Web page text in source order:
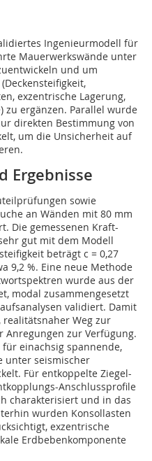
Ingenieurmodell für
Mauerwerkswände unter
und um
exzentrische Lagerung,
zu ergänzen. Parallel wurde
direkten Bestimmung von
um die Unsicherheit auf
Ergebnisse
sowie
an Wänden mit 80 mm
Die gemessenen Kraft-
gut mit dem Modell
beträgt c = 0,27
9,2 %. Eine neue Methode
wurde aus der
modal zusammengesetzt
validiert. Damit
Weg zur
Anregungen zur Verfügung.
einachsig spannende,
unter seismischer
Für entkoppelte Ziegel-
Anschlussprofile
charakterisiert und in das
wurden Konsollasten
exzentrische
Erdbebenkomponente